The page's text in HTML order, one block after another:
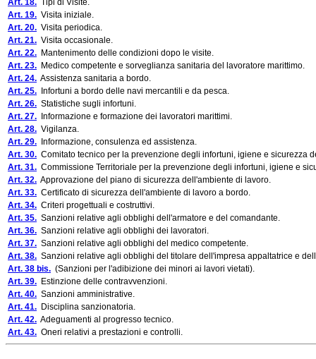
Art. 18. Tipi di Visite.
Art. 19. Visita iniziale.
Art. 20. Visita periodica.
Art. 21. Visita occasionale.
Art. 22. Mantenimento delle condizioni dopo le visite.
Art. 23. Medico competente e sorveglianza sanitaria del lavoratore marittimo.
Art. 24. Assistenza sanitaria a bordo.
Art. 25. Infortuni a bordo delle navi mercantili e da pesca.
Art. 26. Statistiche sugli infortuni.
Art. 27. Informazione e formazione dei lavoratori marittimi.
Art. 28. Vigilanza.
Art. 29. Informazione, consulenza ed assistenza.
Art. 30. Comitato tecnico per la prevenzione degli infortuni, igiene e sicurezza
Art. 31. Commissione Territoriale per la prevenzione degli infortuni, igiene e
Art. 32. Approvazione del piano di sicurezza dell'ambiente di lavoro.
Art. 33. Certificato di sicurezza dell'ambiente di lavoro a bordo.
Art. 34. Criteri progettuali e costruttivi.
Art. 35. Sanzioni relative agli obblighi dell'armatore e del comandante.
Art. 36. Sanzioni relative agli obblighi dei lavoratori.
Art. 37. Sanzioni relative agli obblighi del medico competente.
Art. 38. Sanzioni relative agli obblighi del titolare dell'impresa appaltatrice e
Art. 38 bis. (Sanzioni per l'adibizione dei minori ai lavori vietati).
Art. 39. Estinzione delle contravvenzioni.
Art. 40. Sanzioni amministrative.
Art. 41. Disciplina sanzionatoria.
Art. 42. Adeguamenti al progresso tecnico.
Art. 43. Oneri relativi a prestazioni e controlli.